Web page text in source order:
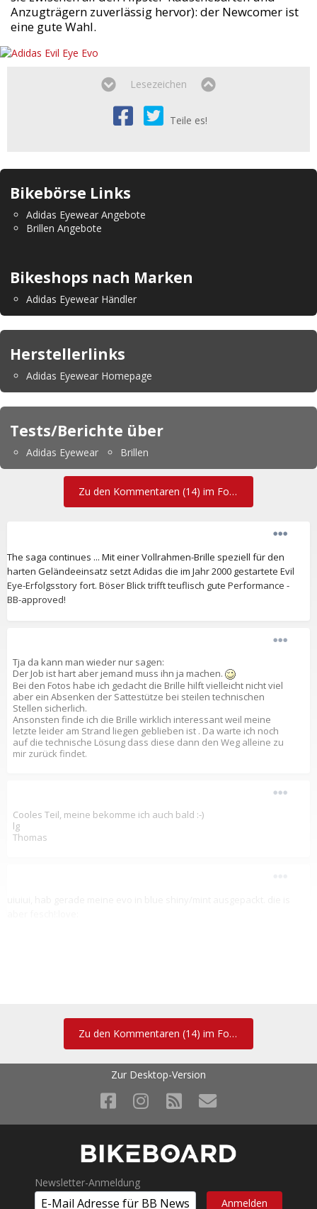
Anzugträgern zuverlässig hervor): der Newcomer ist
eine gute Wahl.
Lesezeichen
Teile es!
Bikebörse Links
Adidas Eyewear Angebote
Brillen Angebote
Bikeshops nach Marken
Adidas Eyewear Händler
Herstellerlinks
Adidas Eyewear Homepage
Tests/Berichte über
Adidas Eyewear Brillen
Zu den Kommentaren (14) im Forum
The saga continues ... Mit einer Vollrahmen-Brille speziell für den
harten Geländeeinsatz setzt Adidas die im Jahr 2000 gestartete Evil
Eye-Erfolgsstory fort. Böser Blick trifft teuflisch gute Performance -
BB-approved!
Tja da kann man wieder nur sagen:
Der Job ist hart aber jemand muss ihn ja machen.
Bei den Fotos habe ich gedacht die Brille hilft vielleicht nicht viel
aber ein Absenken der Sattestütze bei steilen technischen
Stellen sicherlich.
Ansonsten finde ich die Brille wirklich interessant weil meine
letzte leider am Strand liegen geblieben ist . Da warte ich noch
auf die technische Lösung dass diese dann den Weg alleine zu
mir zurück findet.
Cooles Teil, meine bekomme ich auch bald :-)
lg
Thomas
Schitouren-Tipp. Ausreichend Ventilation auch in meinem
Schneckentempo, und das Rundummadum-Glasl macht halt schon
ordentlich was her auf blitzweißem Schnee ...
Ich habe meine "red mirror" am Wochenende eingeweiht, wie zu
Erwarten gibt es keine Klagen - alles tiptop!
Hallo!......
Zu den Kommentaren (14) im Forum
Zur Desktop-Version
Newsletter-Anmeldung